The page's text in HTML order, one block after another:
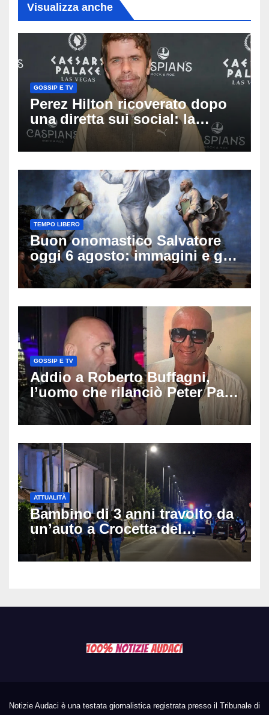
Visualizza anche
GOSSIP E TV
Perez Hilton ricoverato dopo
una diretta sui social: la
famiglia rompe il silenzio
sulle sue condizioni
TEMPO LIBERO
Buon onomastico Salvatore
oggi 6 agosto: immagini e gif
di auguri da condividere
GOSSIP E TV
Addio a Roberto Buffagni,
l’uomo che rilanciò Peter Pan
e Villa delle Rose: aveva 59
anni
ATTUALITÀ
Bambino di 3 anni travolto da
un’auto a Crocetta del
Montello: è gravissimo,
trasportato in elicottero a
Notizie Audaci è una testata giornalistica registrata presso il Tribunale di